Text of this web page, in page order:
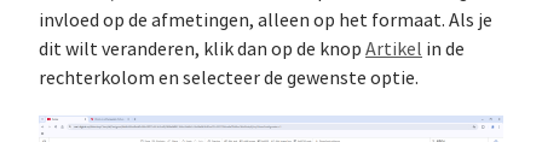
invloed op de afmetingen, alleen op het formaat. Als je
dit wilt veranderen, klik dan op de knop Artikel in de
rechterkolom en selecteer de gewenste optie.